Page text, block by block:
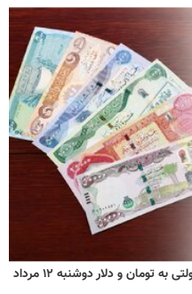
قیمت دینار عراق امروز + نرخ ارز اربعین دولتی به تومان و دلار دوشنبه ۱۲ مرداد